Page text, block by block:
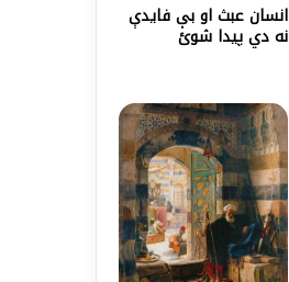
انسان عبث او بې فایدې
نه دي پيدا شوئ